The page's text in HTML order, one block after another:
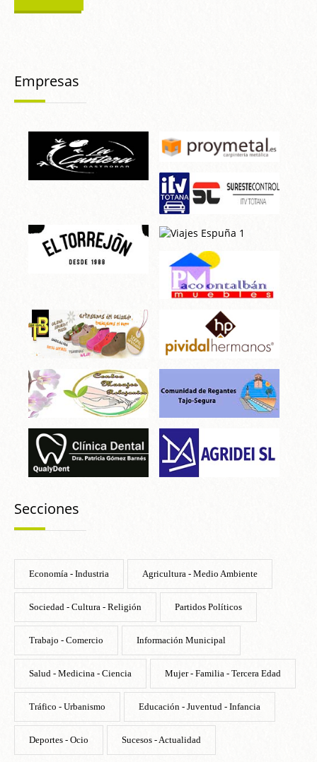
Empresas
Secciones
Economía - Industria Agricultura - Medio Ambiente
Sociedad - Cultura - Religión Partidos Políticos
Trabajo - Comercio Información Municipal
Salud - Medicina - Ciencia Mujer - Familia - Tercera Edad
Tráfico - Urbanismo Educación - Juventud - Infancia
Deportes - Ocio Sucesos - Actualidad